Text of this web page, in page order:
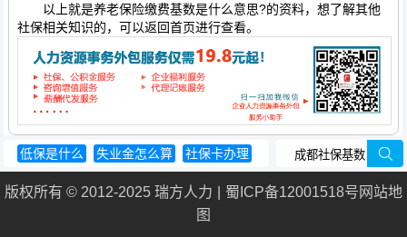
以上就是养老保险缴费基数是什么意思?的资料，想了解其他
社保相关知识的，可以返回首页进行查看。
低保是什么 失业金怎么算
社保卡办理
工伤认定时间
版权所有 © 2012-2025 瑞方人力 蜀ICP备12001518号 网站地
图